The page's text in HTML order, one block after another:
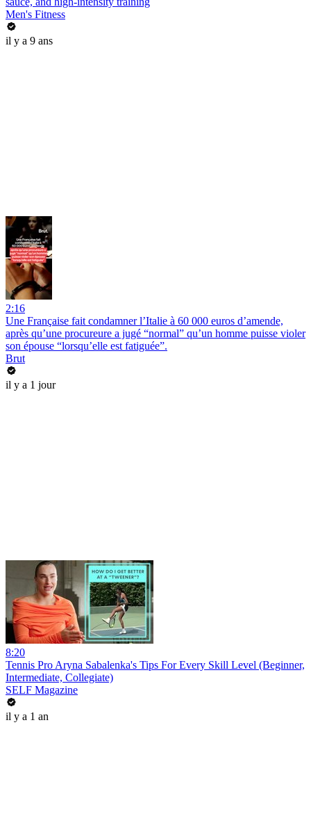
Men's Fitness
il y a 9 ans
2:16
Une Française fait condamner l’Italie à 60 000 euros d’amende,
après qu’une procureure a jugé “normal” qu’un homme puisse violer
son épouse “lorsqu’elle est fatiguée”.
Brut
il y a 1 jour
8:20
Tennis Pro Aryna Sabalenka's Tips For Every Skill Level (Beginner,
Intermediate, Collegiate)
SELF Magazine
il y a 1 an